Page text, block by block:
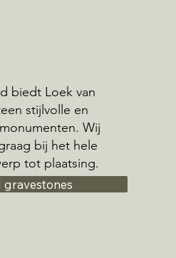
biedt Loek van
stijlvolle en
Wij
bij het hele
tot plaatsing.
gravestones